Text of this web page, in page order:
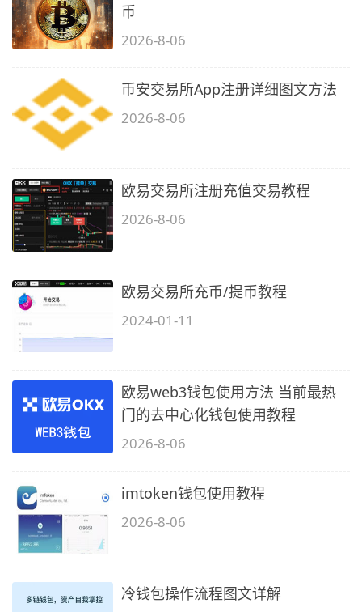
币
2026-8-06
币安交易所App注册详细图文方法
2026-8-06
欧易交易所注册充值交易教程
2026-8-06
欧易交易所充币/提币教程
2024-01-11
欧易web3钱包使用方法 当前最热
门的去中心化钱包使用教程
2026-8-06
imtoken钱包使用教程
2026-8-06
冷钱包操作流程图文详解